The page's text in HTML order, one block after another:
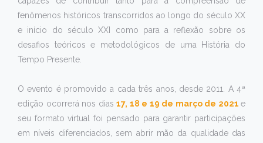
fenômenos históricos transcorridos ao longo do século XX
e início do século XXI como para a reflexão sobre os
desafios teóricos e metodológicos de uma História do
Tempo Presente.
O evento é promovido a cada três anos, desde 2011. A 4ª
edição ocorrerá nos dias 17, 18 e 19 de março de 2021 e
seu formato virtual foi pensado para garantir participações
em níveis diferenciados, sem abrir mão da qualidade das